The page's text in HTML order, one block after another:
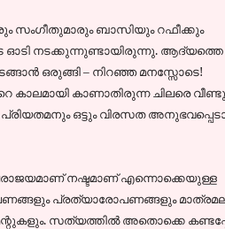
ബാസിയും റഫീക്കും
ഓടി നടക്കുന്നുണ്ടായിരുന്നു. ആദ്യത്തെ
ഒരുങ്ങി – നിറഞ്ഞ മനസ്സോടെ!
കാണാതിരുന്ന ചിലരെ
ഒട്ടും വിരസത
പരാജയമാണ് നഷ്ടമാണ് എന്നൊക്കെയുള്ള
പ്രത്യാരോപണങ്ങളും
സത്യത്തില്‍ അതൊക്കെ